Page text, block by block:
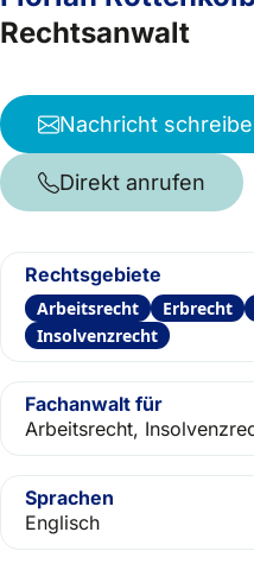
Rechtsanwalt
Nachricht
Direkt anrufen
Rechtsgebiete
Arbeitsrecht Erbrecht
Insolvenzrecht
Fachanwalt für
Arbeitsrecht,
Sprachen
Englisch